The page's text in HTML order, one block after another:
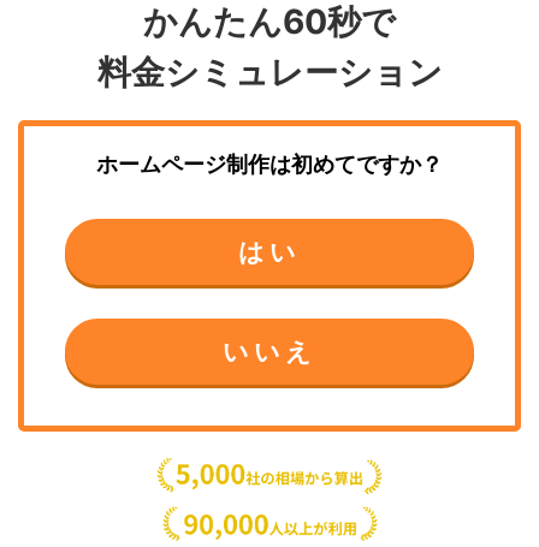
かんたん60秒で
料金シミュレーション
ホームページ制作は初めてですか？
はい
いいえ